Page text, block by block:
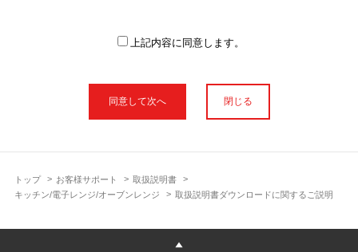
トップ お客様サポート
取扱説明書
キッチン/電子レンジ/オーブンレンジ
取扱説明書ダウンロードに関するご説明
使用上のご注意や安全上のご注意、また測定基準や数値等は取扱
説明書が作成された時点での基準に応じた内容となっております
明書以外の印刷物が同梱されている場合がありますが、本サイト
ではそれらを全て公開しておりませんのであらかじめご了承くだ
本サイトのサービスは予告なく中止または内容を変更する場合が
ございますのであらかじめご了承ください。
上記内容に同意します。
閉じる